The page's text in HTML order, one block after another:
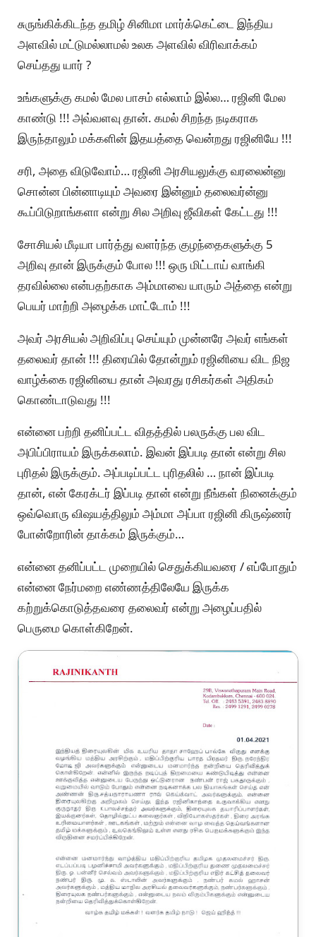
சுருங்கிக்கிடந்த தமிழ் சினிமா மார்க்கெட்டை இந்திய
அளவில் மட்டுமல்லாமல் உலக அளவில் விரிவாக்கம்
செய்தது யார் ?
உங்களுக்கு கமல் மேல பாசம் எல்லாம் இல்ல… ரஜினி மேல
காண்டு !!! அவ்வளவு தான். கமல் சிறந்த நடிகராக
இருந்தாலும் மக்களின் இதயத்தை வென்றது ரஜினியே !!!
சரி, அதை விடுவோம்… ரஜினி அரசியலுக்கு வரலைன்னு
சொன்ன பின்னாடியும் அவரை இன்னும் தலைவர்ன்னு
கூப்பிடுறாங்களா என்று சில அறிவு ஜீவிகள் கேட்டது !!!
சோசியல் மீடியா பார்த்து வளர்ந்த குழந்தைகளுக்கு 5
அறிவு தான் இருக்கும் போல !!! ஒரு மிட்டாய் வாங்கி
தரவில்லை என்பதற்காக அம்மாவை யாரும் அத்தை என்று
பெயர் மாற்றி அழைக்க மாட்டோம் !!!
அவர் அரசியல் அறிவிப்பு செய்யும் முன்னரே அவர் எங்கள்
தலைவர் தான் !!! திரையில் தோன்றும் ரஜினியை விட நிஜ
வாழ்க்கை ரஜினியை தான் அவரது ரசிகர்கள் அதிகம்
கொண்டாடுவது !!!
என்னை பற்றி தனிப்பட்ட விதத்தில் பலருக்கு பல விட
அபிப்பிராயம் இருக்கலாம். இவன் இப்படி தான் என்று சில
புரிதல் இருக்கும். அப்படிப்பட்ட புரிதலில் … நான் இப்படி
தான், என் கேரக்டர் இப்படி தான் என்று நீங்கள் நினைக்கும்
ஒவ்வொரு விஷயத்திலும் அம்மா அப்பா ரஜினி கிருஷ்ணர்
போன்றோரின் தாக்கம் இருக்கும்…
என்னை தனிப்பட்ட முறையில் செதுக்கியவரை / எப்போதும்
என்னை நேர்மறை எண்ணத்திலேயே இருக்க
கற்றுக்கொடுத்தவரை தலைவர் என்று அழைப்பதில்
பெருமை கொள்கிறேன்.